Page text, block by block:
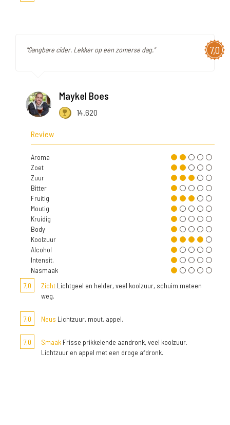
7,0
"Gangbare cider. Lekker op een zomerse dag."
Maykel Boes
14.620
Review
Aroma
Zoet
Zuur
Bitter
Fruitig
Moutig
Kruidig
Body
Koolzuur
Alcohol
Intensit.
Nasmaak
7,0
Zicht Lichtgeel en helder, veel koolzuur, schuim meteen
weg.
7,0 Neus Lichtzuur, mout, appel.
7,0 Smaak Frisse prikkelende aandronk, veel koolzuur.
Lichtzuur en appel met een droge afdronk.